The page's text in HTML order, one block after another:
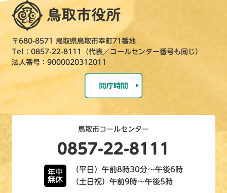
〒680-8571 鳥取県鳥取市幸町71番地
Tel：0857-22-8111（代表／コールセンター番号も同じ）
法人番号：9000020312011
鳥取市コールセンター
0857-22-8111
年中
無休
（平日）午前8時30分～午後6時
（土日祝）午前9時～午後5時